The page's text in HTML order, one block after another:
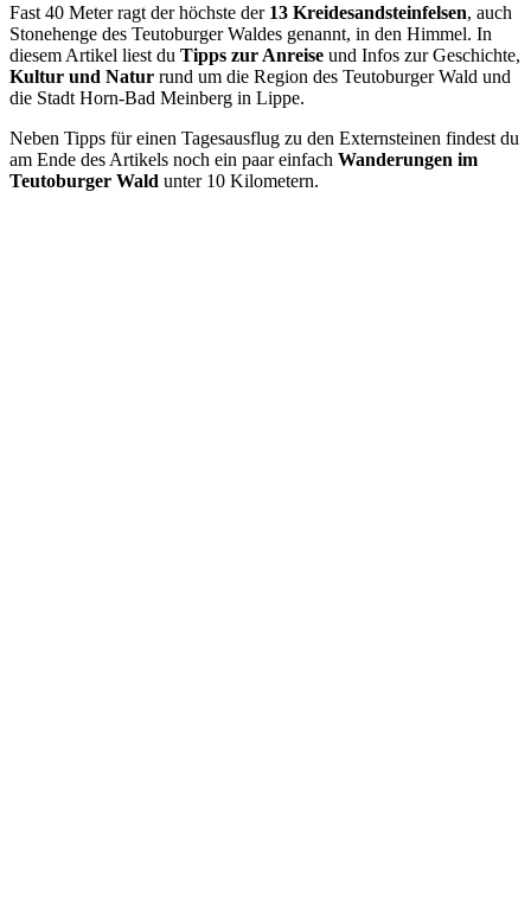
Fast 40 Meter ragt der höchste der 13 Kreidesandsteinfelsen, auch
Stonehenge des Teutoburger Waldes genannt, in den Himmel. In
diesem Artikel liest du Tipps zur Anreise und Infos zur Geschichte,
Kultur und Natur rund um die Region des Teutoburger Wald und
die Stadt Horn-Bad Meinberg in Lippe.
Neben Tipps für einen Tagesausflug zu den Externsteinen findest du
am Ende des Artikels noch ein paar einfach Wanderungen im
Teutoburger Wald unter 10 Kilometern.